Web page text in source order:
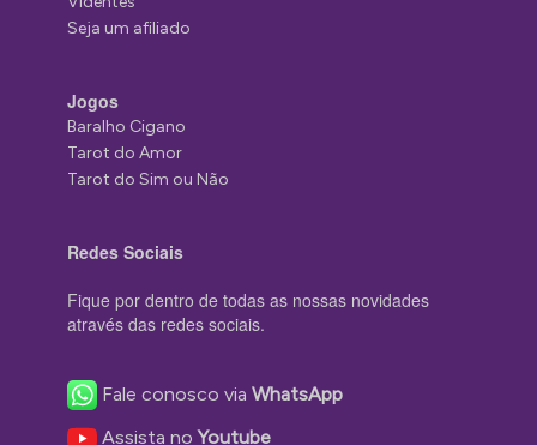
Seja um afiliado
Jogos
Baralho Cigano
Tarot do Amor
Tarot do Sim ou Não
Redes Sociais
Fique por dentro de todas as nossas novidades
através das redes sociais.
Fale conosco viaWhatsApp
Assista noYoutube